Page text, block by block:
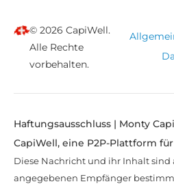
© 2026 CapiWell.
Alle Rechte
vorbehalten.
Haftungsausschluss | Monty
CapiWell, eine P2P-Plattform
Diese Nachricht und ihr Inhalt sind
angegebenen Empfänger